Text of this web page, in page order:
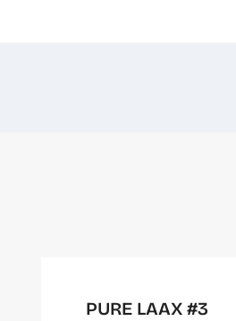
PURE LAAX #3